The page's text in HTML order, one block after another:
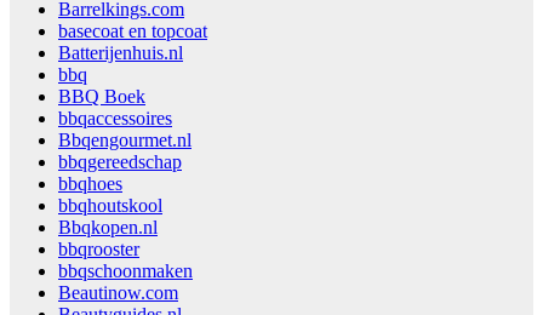
Barrelkings.com
basecoat en topcoat
Batterijenhuis.nl
bbq
BBQ Boek
bbqaccessoires
Bbqengourmet.nl
bbqgereedschap
bbqhoes
bbqhoutskool
Bbqkopen.nl
bbqrooster
bbqschoonmaken
Beautinow.com